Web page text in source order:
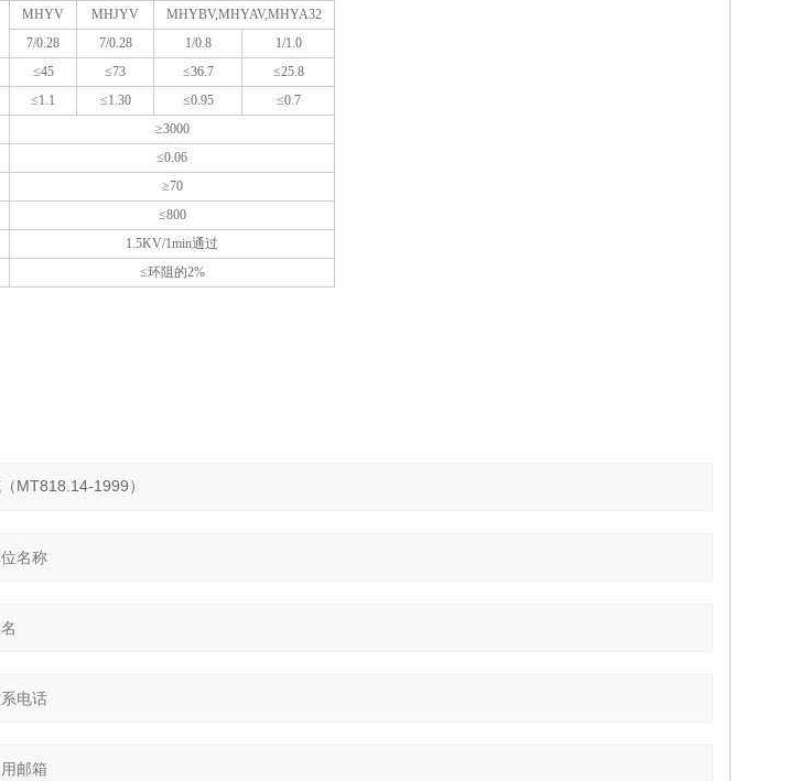
MHYV MHJYV
MHYBV,MHYAV,MHYA32
7/0.28
7/0.28 1/0.8
1/1.0
≤45 ≤73 ≤36.7
≤25.8
≤1.1 ≤1.30 ≤0.95
≤0.7
≥3000
≤0.06
≥70
≤800
1.5KV/1min通过
≤环阻的2%